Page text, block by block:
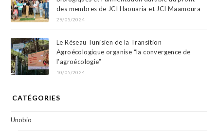
des membres de JCI Haouaria et JCI Maamoura
29/05/2024
Le Réseau Tunisien de la Transition
Agroécologique organise “la convergence de
l’agroécologie”
10/05/2024
CATÉGORIES
Unobio